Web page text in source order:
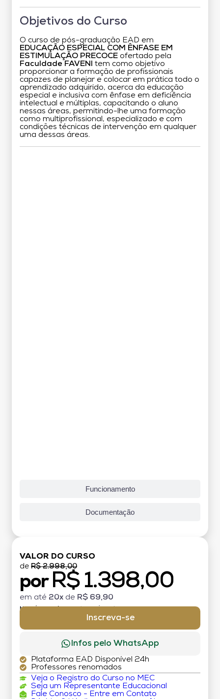
Objetivos do Curso
O curso de pós-graduação EAD em
EDUCAÇÃO ESPECIAL COM ÊNFASE EM
ESTIMULAÇÃO PRECOCE ofertado pela
Faculdade FAVENI
tem como objetivo
proporcionar a formação de profissionais
capazes de planejar e colocar em prática todo o
aprendizado adquirido, acerca da educação
especial e inclusiva com ênfase em deficiência
intelectual e múltiplas, capacitando o aluno
nessas áreas, permitindo-lhe uma formação
como multiprofissional, especializado e com
condições técnicas de intervenção em qualquer
uma dessas áreas.
Funcionamento
Documentação
VALOR DO CURSO
de R$ 2.998,00
por R$ 1.398,00
em até 20x de R$ 69,90
MATRÍCULA:
Inscreva-se
Infos pelo WhatsApp
Plataforma EAD Disponível 24h
Professores renomados
Veja o Registro do Curso no MEC
Seja um Representante Educacional
Fale Conosco - Entre em Contato